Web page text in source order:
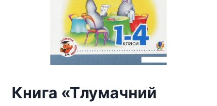
Книга «Тлумачний